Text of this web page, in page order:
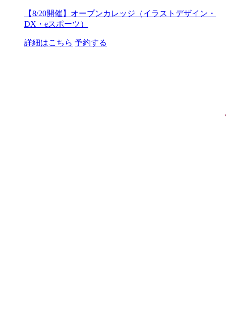
【8/20開催】オープンカレッジ（イラストデザイン・
DX・eスポーツ）
詳細はこちら 予約する